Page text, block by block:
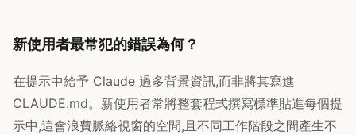
新使用者最常犯的錯誤為何？
在提示中給予 Claude 過多背景資訊,而非將其寫進
CLAUDE.md。新使用者常將整套程式撰寫標準貼進每個提
示中,這會浪費脈絡視窗的空間,且不同工作階段之間產生不